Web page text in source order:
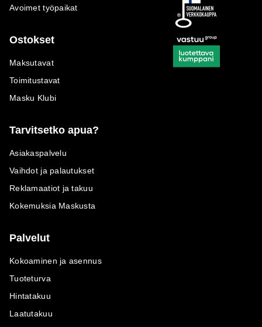
Avoimet työpaikat
Ostokset
Maksutavat
Toimitustavat
Masku Klubi
Tarvitsetko apua?
Asiakaspalvelu
Vaihdot ja palautukset
Reklamaatiot ja takuu
Kokemuksia Maskusta
Palvelut
Kokoaminen ja asennus
Tuoteturva
Hintatakuu
Laatutakuu